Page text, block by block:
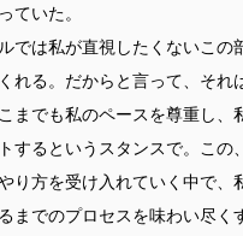
ていた。
では私が直視したくないこの
れる。だからと言って、それ
までも私のペースを尊重し、
するというスタンスで。この
り方を受け入れていく中で、
までのプロセスを味わい尽く